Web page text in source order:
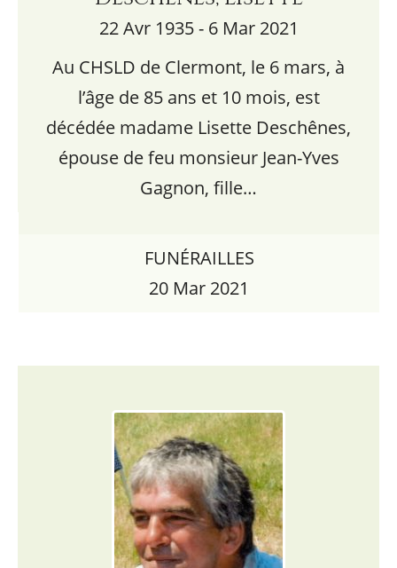
22 Avr 1935 - 6 Mar 2021
Au CHSLD de Clermont, le 6 mars, à
l’âge de 85 ans et 10 mois, est
décédée madame Lisette Deschênes,
épouse de feu monsieur Jean-Yves
Gagnon, fille…
FUNÉRAILLES
20 Mar 2021